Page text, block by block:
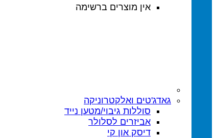
אין מוצרים ברשימה
גאדג'טים ואלקטרוניקה
סוללות גיבוי/מטען נייד
אביזרים לסלולר
דיסק און קי